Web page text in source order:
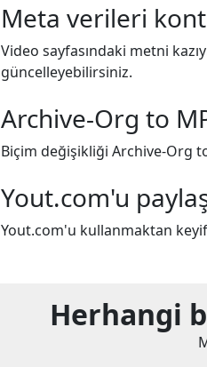
Meta verileri
Video sayfasındaki metni
güncelleyebilirsiniz.
Archive-Org to
Biçim değişikliği Archive-Org
Yout.com'u
Yout.com'u kullanmaktan keyif
Herhangi